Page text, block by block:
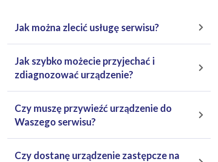
Jak można zlecić usługę serwisu?
Jak szybko możecie przyjechać i
zdiagnozować urządzenie?
Czy muszę przywieźć urządzenie do
Waszego serwisu?
Czy dostanę urządzenie zastępcze na